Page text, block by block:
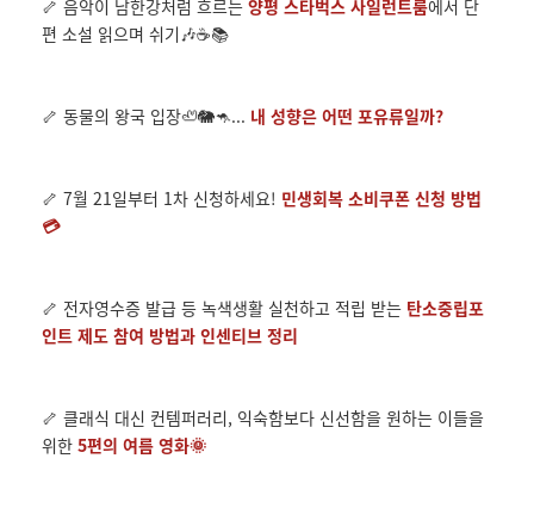
🦴 음악이 남한강처럼 흐르는 양평 스타벅스 사일런트룸에서 단
편 소설 읽으며 쉬기🎶☕📚
🦴 동물의 왕국 입장🦥🐘🦘... 내 성향은 어떤 포유류일까?
🦴 7월 21일부터 1차 신청하세요! 민생회복 소비쿠폰 신청 방법
💳
🦴 전자영수증 발급 등 녹색생활 실천하고 적립 받는 탄소중립포
인트 제도 참여 방법과 인센티브 정리
🦴 클래식 대신 컨템퍼러리, 익숙함보다 신선함을 원하는 이들을
위한 5편의 여름 영화🌞